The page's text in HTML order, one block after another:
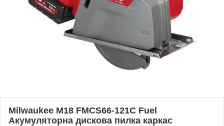
Milwaukee M18 FMCS66-121C Fuel
Акумуляторна дискова пилка каркас